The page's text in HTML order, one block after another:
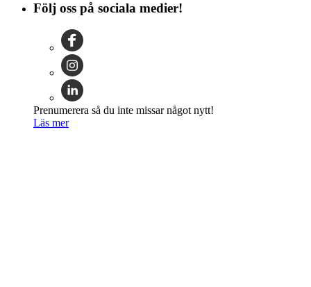
Följ oss på sociala medier!
Prenumerera så du inte missar något nytt!
Läs mer